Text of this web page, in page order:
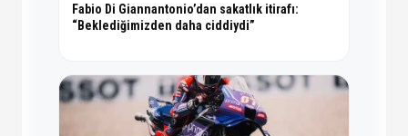
Fabio Di Giannantonio’dan sakatlık itirafı:
“Beklediğimizden daha ciddiydi”